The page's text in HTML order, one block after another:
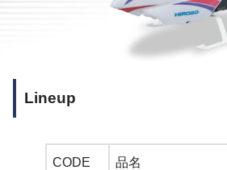
Lineup
CODE 品名